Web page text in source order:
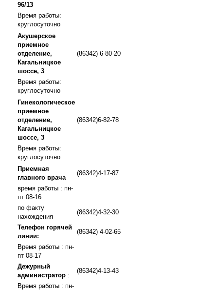
96/13
Время работы:
круглосуточно
Акушерское
приемное
отделение,
Кагальницкое
шоссе, 3
(86342) 6-80-20
Время работы:
круглосуточно
Гинекологическое
приемное
отделение,
Кагальницкое
шоссе, 3
(86342)6-82-78
Время работы:
круглосуточно
Приемная
главного врача
(86342)4-17-87
время работы : пн-
пт 08-16
по факту
нахождения
(86342)4-32-30
Телефон горячей
линии:
(86342) 4-02-65
Время работы : пн-
пт 08-17
Дежурный
администратор :
(86342)4-13-43
Время работы : пн-